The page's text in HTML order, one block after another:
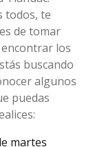
todos, te
de tomar
los
buscando
algunos
puedas
martes